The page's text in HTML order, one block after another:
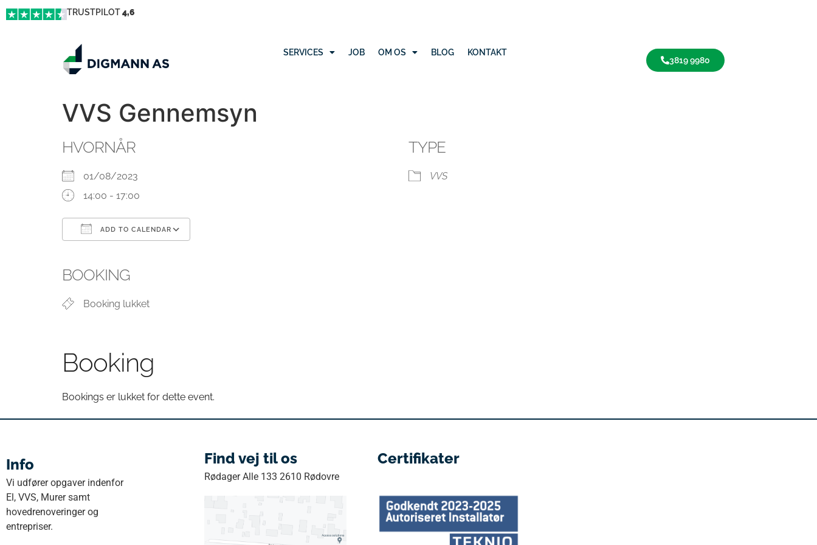
TRUSTPILOT4,6
SERVICES JOB OM OS BLOG
KONTAKT
3819 9980
VVS Gennemsyn
HVORNÅR
01/08/2023
14:00 - 17:00
ADD TO CALENDAR
BOOKING
Booking lukket
TYPE
VVS
Booking
Bookings er lukket for dette event.
Info
Vi udfører opgaver indenfor
El, VVS, Murer samt
hovedrenoveringer og
entrepriser.
Find vej til os
Rødager Alle 133 2610 Rødovre
Certifikater